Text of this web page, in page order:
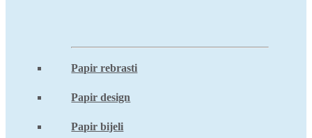
Papir rebrasti
Papir design
Papir bijeli